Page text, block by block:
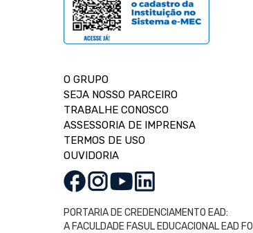
O GRUPO
SEJA NOSSO PARCEIRO
TRABALHE CONOSCO
ASSESSORIA DE IMPRENSA
TERMOS DE USO
OUVIDORIA
PORTARIA DE CREDENCIAMENTO EAD:
A FACULDADE FASUL EDUCACIONAL EAD FOI